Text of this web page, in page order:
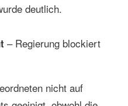
deutlich.
– Regierung blockiert
nicht auf